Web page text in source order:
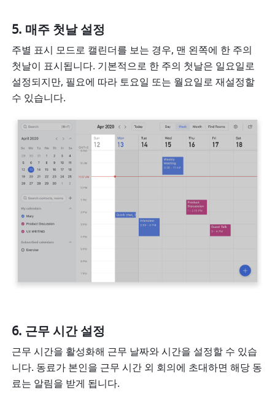
매주 첫날 설정
주별 표시 모드로 캘린더를 보는 경우, 맨 왼쪽에 한 주의
첫날이 표시됩니다. 기본적으로 한 주의 첫날은 일요일로
설정되지만, 필요에 따라 토요일 또는 월요일로 재설정할
수 있습니다.
근무 시간 설정
근무 시간을 활성화해 근무 날짜와 시간을 설정할 수 있습
니다. 동료가 본인을 근무 시간 외 회의에 초대하면 해당 동
료는 알림을 받게 됩니다.